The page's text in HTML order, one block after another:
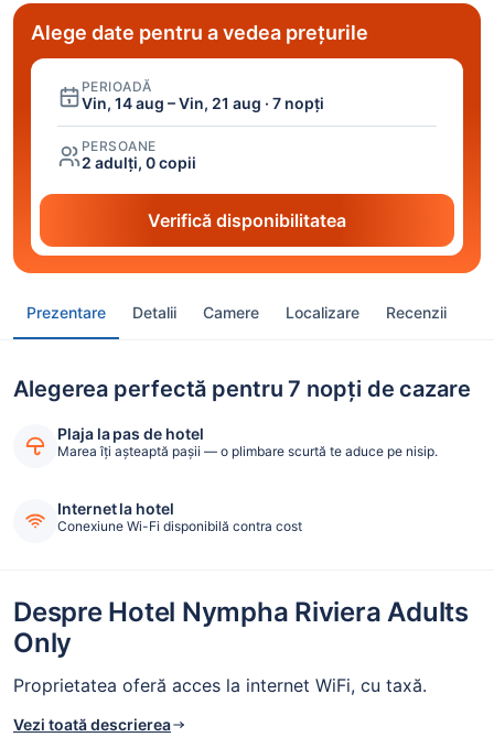
Alege date pentru a vedea prețurile
PERIOADĂ
Vin, 14 aug – Vin, 21 aug · 7 nopți
PERSOANE
2 adulți, 0 copii
Verifică disponibilitatea
Prezentare Detalii Camere Localizare Recenzii
Alegerea perfectă pentru 7 nopți de cazare
Plaja la pas de hotel
Marea îți așteaptă pașii — o plimbare scurtă te aduce pe nisip.
Internet la hotel
Conexiune Wi-Fi disponibilă contra cost
Despre Hotel Nympha Riviera Adults
Only
Proprietatea oferă acces la internet WiFi, cu taxă.
Vezi toată descrierea